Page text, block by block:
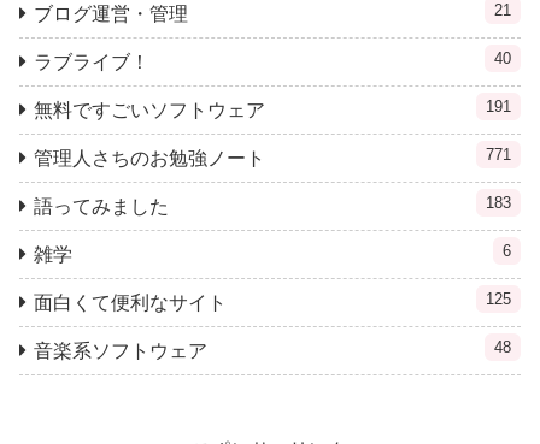
ブログ運営・管理 21
ラブライブ！ 40
無料ですごいソフトウェア 191
管理人さちのお勉強ノート 771
語ってみました 183
雑学 6
面白くて便利なサイト 125
音楽系ソフトウェア 48